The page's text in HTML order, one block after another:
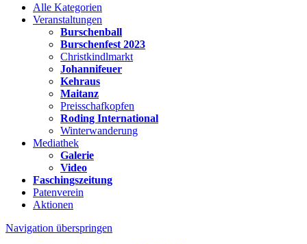
Alle Kategorien
Veranstaltungen
Burschenball
Burschenfest 2023
Christkindlmarkt
Johannifeuer
Kehraus
Maitanz
Preisschafkopfen
Roding International
Winterwanderung
Mediathek
Galerie
Video
Faschingszeitung
Patenverein
Aktionen
Navigation überspringen